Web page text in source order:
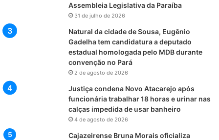
Assembleia Legislativa da Paraíba
31 de julho de 2026
Natural da cidade de Sousa, Eugênio
Gadelha tem candidatura a deputado
estadual homologada pelo MDB durante
convenção no Pará
2 de agosto de 2026
Justiça condena Novo Atacarejo após
funcionária trabalhar 18 horas e urinar nas
calças impedida de usar banheiro
4 de agosto de 2026
Cajazeirense Bruna Morais oficializa